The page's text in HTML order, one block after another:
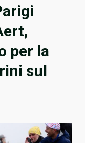
per la
sul